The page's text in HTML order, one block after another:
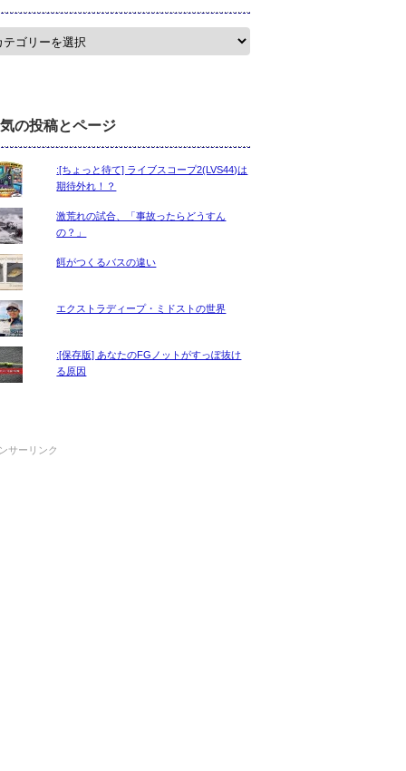
の投稿とページ
:[ちょっと待て] ライブスコープ2(LVS44)は
期待外れ！？
激荒れの試合、「事故ったらどうすん
の？」
餌がつくるバスの違い
エクストラディープ・ミドストの世界
:[保存版] あなたのFGノットがすっぽ抜け
る原因
サーリンク